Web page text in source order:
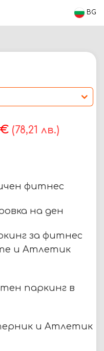
BG
€ (78,21 лв.)
фитнес
на ден
за фитнес
и Атлетик
паркинг в
и Атлетик